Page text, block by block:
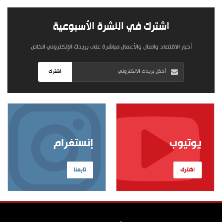
اشترك في النشرة الأسبوعية
أخبار الاقتصاد والمال والأعمال مباشرة على بريدك الإلكتروني الخاص
اشترك
إنستغرام
تابعنا
يوتيوب
اشترك